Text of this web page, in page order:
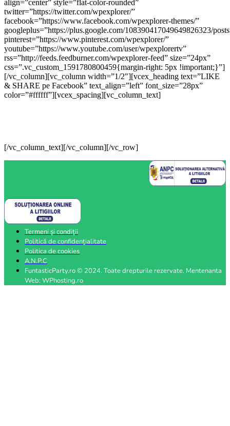
align=”center” style=”flat-color-rounded”
twitter=”https://twitter.com/wpexplorer/”
facebook=”https://www.facebook.com/wpexplorer-themes/”
googleplus=”https://plus.google.com/108390417049649826323/
pinterest=”https://www.pinterest.com/wpexplorer/”
youtube=”https://www.youtube.com/user/wpexplorertv”
rss=”http://feeds.feedburner.com/wpexplorer-feed” size=”24px”
css=”.vc_custom_1591780800459{margin-right: 5px !important;}”]
[/vc_column][vc_column width=”1/2″][vcex_heading text=”LIKE
& SHARE pe Facebook” text_align=”left” font_size=”28px”
color=”#ffffff”][vcex_spacing][vc_column_text]
[/vc_column_text][/vc_column][/vc_row]
Termeni și condiții
Politică de confidențialitate
Politica de cookies
A.N.P.C
FuntasticParty.ro © 2024. Toate drepturile rezervate. Mentenanta
Web: WPhosting.ro